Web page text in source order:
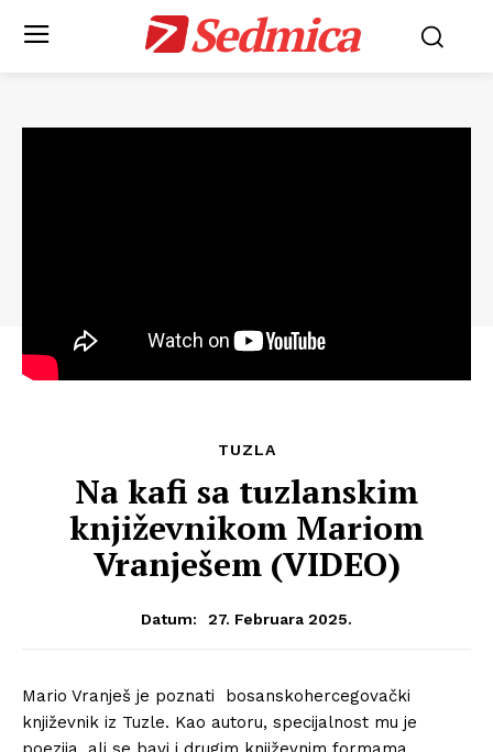
Sedmica
TUZLA
Na kafi sa tuzlanskim
književnikom Mariom
Vranješem (VIDEO)
Datum: 27. Februara 2025.
Mario Vranješ je poznati bosanskohercegovački
književnik iz Tuzle. Kao autoru, specijalnost mu je